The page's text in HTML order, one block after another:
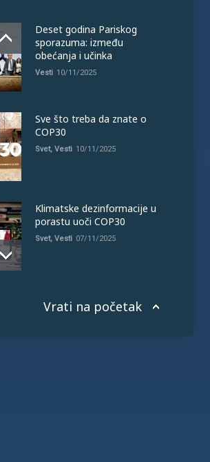
Deset godina Pariskog
sporazuma: između
obećanja i učinka
Vesti 10/11/2025
Sve što treba da znate o
COP30
Svet, Vesti 10/11/2025
Klimatske dezinformacije u
porastu uoči COP30
Svet, Vesti 07/11/2025
Vrati na početak